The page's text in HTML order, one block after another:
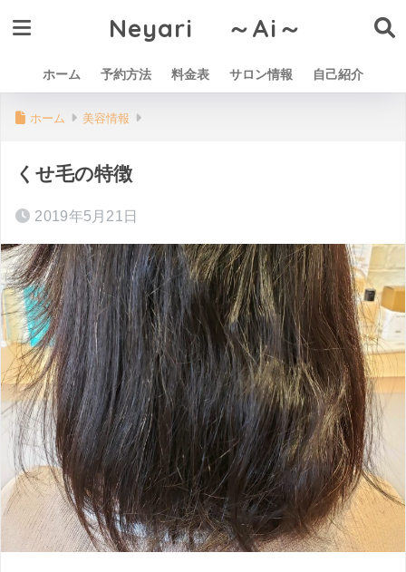
Neyari ～Ai～
ホーム 予約方法 料金表 サロン情報 自己紹介
ホーム 美容情報
くせ毛の特徴
2019年5月21日